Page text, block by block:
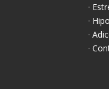
·
·
·
·